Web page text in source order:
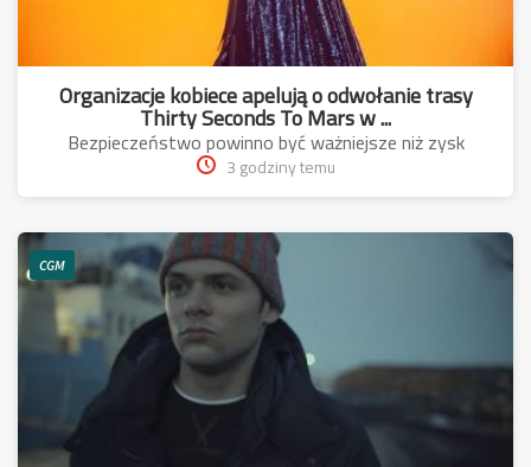
Organizacje kobiece apelują o odwołanie trasy
Thirty Seconds To Mars w ...
Bezpieczeństwo powinno być ważniejsze niż zysk
3 godziny temu
CGM